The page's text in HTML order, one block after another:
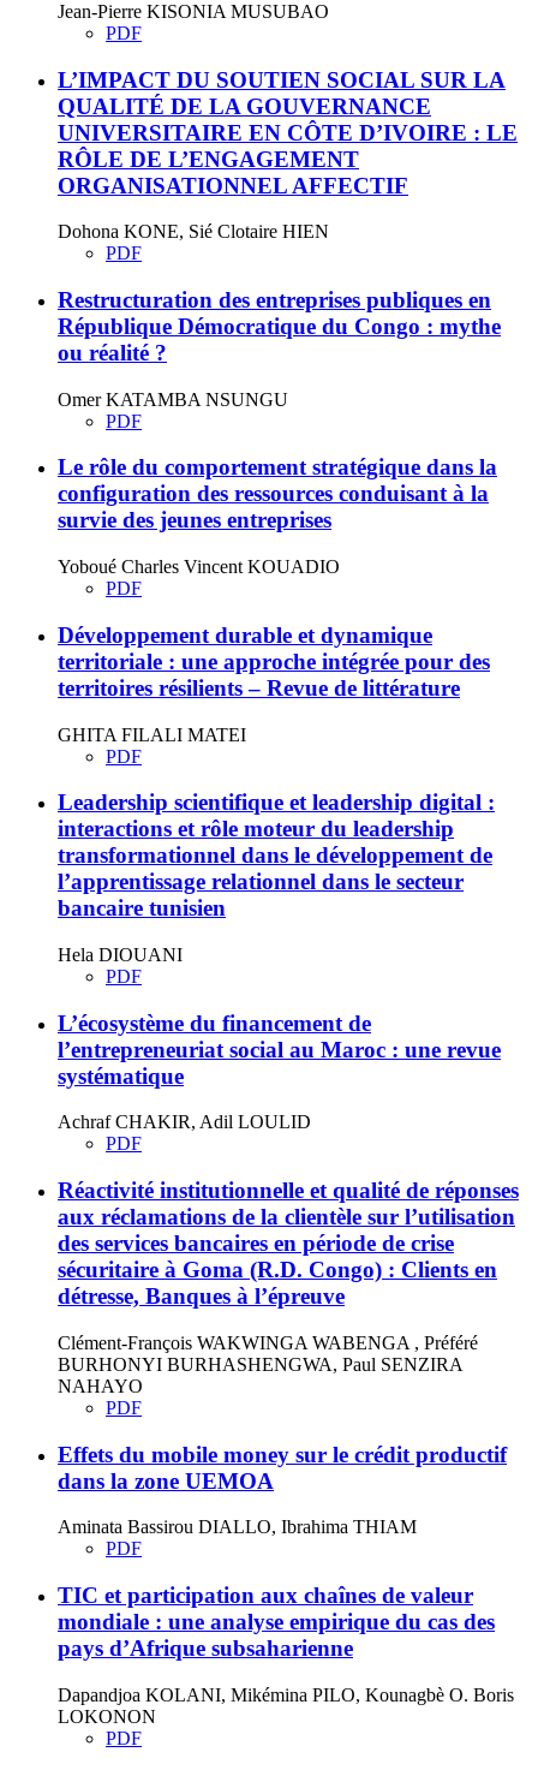
Jean-Pierre KISONIA MUSUBAO
PDF
L’IMPACT DU SOUTIEN SOCIAL SUR LA
QUALITÉ DE LA GOUVERNANCE
UNIVERSITAIRE EN CÔTE D’IVOIRE : LE
RÔLE DE L’ENGAGEMENT
ORGANISATIONNEL AFFECTIF
Dohona KONE, Sié Clotaire HIEN
PDF
Restructuration des entreprises publiques en
République Démocratique du Congo : mythe
ou réalité ?
Omer KATAMBA NSUNGU
PDF
Le rôle du comportement stratégique dans la
configuration des ressources conduisant à la
survie des jeunes entreprises
Yoboué Charles Vincent KOUADIO
PDF
Développement durable et dynamique
territoriale : une approche intégrée pour des
territoires résilients – Revue de littérature
GHITA FILALI MATEI
PDF
Leadership scientifique et leadership digital :
interactions et rôle moteur du leadership
transformationnel dans le développement de
l’apprentissage relationnel dans le secteur
bancaire tunisien
Hela DIOUANI
PDF
L’écosystème du financement de
l’entrepreneuriat social au Maroc : une revue
systématique
Achraf CHAKIR, Adil LOULID
PDF
Réactivité institutionnelle et qualité de réponses
aux réclamations de la clientèle sur l’utilisation
des services bancaires en période de crise
sécuritaire à Goma (R.D. Congo) : Clients en
détresse, Banques à l’épreuve
Clément-François WAKWINGA WABENGA , Préféré
BURHONYI BURHASHENGWA, Paul SENZIRA
NAHAYO
PDF
Effets du mobile money sur le crédit productif
dans la zone UEMOA
Aminata Bassirou DIALLO, Ibrahima THIAM
PDF
TIC et participation aux chaînes de valeur
mondiale : une analyse empirique du cas des
pays d’Afrique subsaharienne
Dapandjoa KOLANI, Mikémina PILO, Kounagbè O. Boris
LOKONON
PDF